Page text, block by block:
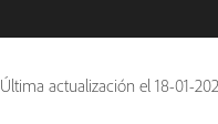
Última actualización el 18-01-